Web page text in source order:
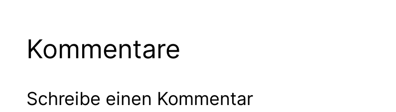
Kommentare
Schreibe einen Kommentar